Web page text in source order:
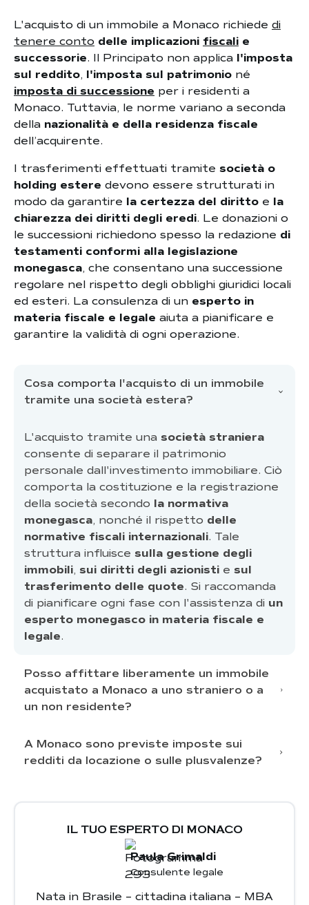
L'acquisto di un immobile a Monaco richiede di
tenere conto delle implicazioni fiscali e
successorie. Il Principato non applica l'imposta
sul reddito, l'imposta sul patrimonio né
imposta di successione per i residenti a
Monaco. Tuttavia, le norme variano a seconda
della nazionalità e della residenza fiscale
dell’acquirente.
I trasferimenti effettuati tramite società o
holding estere devono essere strutturati in
modo da garantire la certezza del diritto e la
chiarezza dei diritti degli eredi. Le donazioni o
le successioni richiedono spesso la redazione di
testamenti conformi alla legislazione
monegasca, che consentano una successione
regolare nel rispetto degli obblighi giuridici locali
ed esteri. La consulenza di un esperto in
materia fiscale e legale aiuta a pianificare e
garantire la validità di ogni operazione.
Cosa comporta l'acquisto di un immobile
tramite una società estera?
L'acquisto tramite una società straniera
consente di separare il patrimonio
personale dall'investimento immobiliare. Ciò
comporta la costituzione e la registrazione
della società secondo la normativa
monegasca, nonché il rispetto delle
normative fiscali internazionali. Tale
struttura influisce sulla gestione degli
immobili, sui diritti degli azionisti e sul
trasferimento delle quote. Si raccomanda
di pianificare ogni fase con l'assistenza di un
esperto monegasco in materia fiscale e
legale.
Posso affittare liberamente un immobile
acquistato a Monaco a uno straniero o a
un non residente?
norme
specifiche
un'autorizzazione
legislazione
monegasca
A Monaco sono previste imposte sui
redditi da locazione o sulle plusvalenze?
plusvalenze immobiliari
soggetti a tassazione in Monaco
imposte nel
IL TUO ESPERTO DI MONACO
Paula Grimaldi
Consulente legale
Nata in Brasile – cittadina italiana – MBA